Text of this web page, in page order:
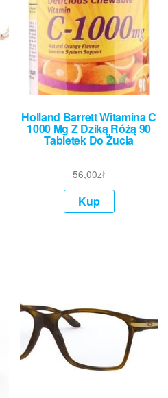
Holland Barrett Witamina C
1000 Mg Z Dziką Różą 90
Tabletek Do Żucia
56,00zł
Kup